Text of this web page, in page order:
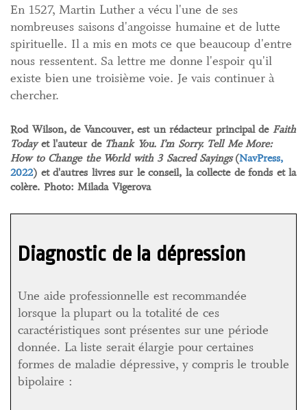
En 1527, Martin Luther a vécu l'une de ses
nombreuses saisons d'angoisse humaine et de lutte
spirituelle. Il a mis en mots ce que beaucoup d'entre
nous ressentent. Sa lettre me donne l'espoir qu'il
existe bien une troisième voie. Je vais continuer à
chercher.
Rod Wilson, de Vancouver, est un rédacteur principal de Faith
Todayet l'auteur de Thank You. I’m Sorry. Tell Me More:
How to Change the World with 3 Sacred Sayings(NavPress,
2022) et d'autres livres sur le conseil, la collecte de fonds et la
colère. Photo: Milada Vigerova
Diagnostic de la dépression
Une aide professionnelle est recommandée
lorsque la plupart ou la totalité de ces
caractéristiques sont présentes sur une période
donnée. La liste serait élargie pour certaines
formes de maladie dépressive, y compris le trouble
bipolaire :